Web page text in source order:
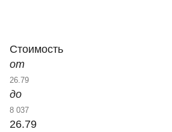
Стоимость
от
до
26.79